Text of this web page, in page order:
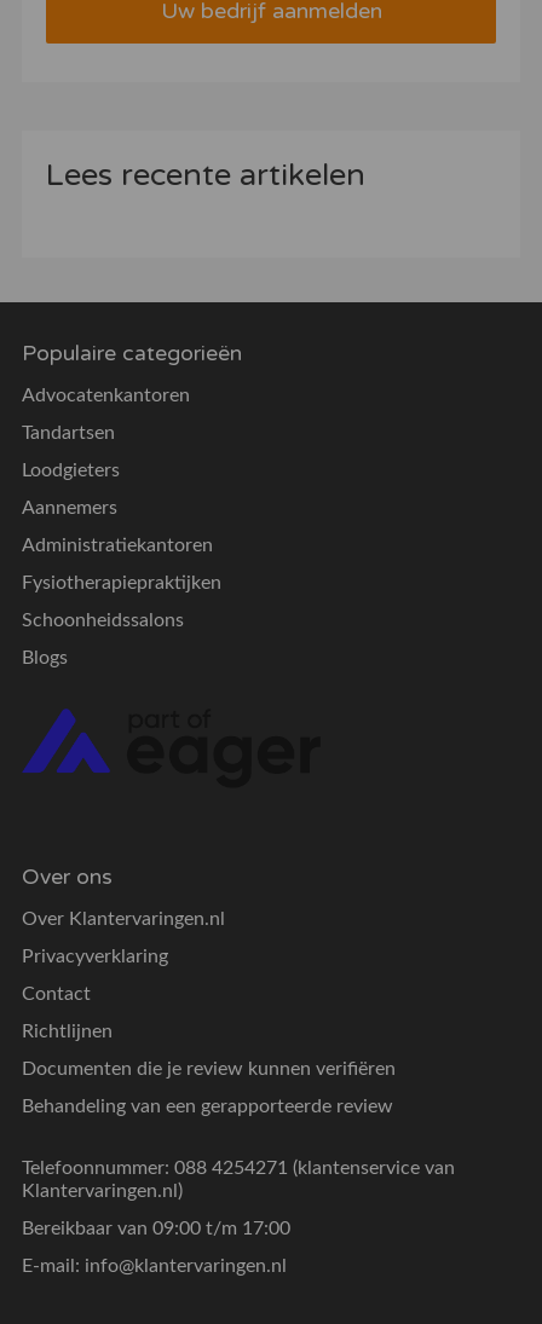
Uw bedrijf aanmelden
Lees recente artikelen
Populaire categorieën
Advocatenkantoren
Tandartsen
Loodgieters
Aannemers
Administratiekantoren
Fysiotherapiepraktijken
Schoonheidssalons
Blogs
Over ons
Over Klantervaringen.nl
Privacyverklaring
Contact
Richtlijnen
Documenten die je review kunnen verifiëren
Behandeling van een gerapporteerde review
Telefoonnummer: 088 4254271 (klantenservice van
Klantervaringen.nl)
Bereikbaar van 09:00 t/m 17:00
E-mail: info@klantervaringen.nl